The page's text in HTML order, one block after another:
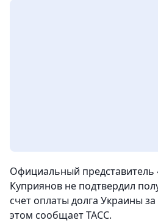
Официальный представитель
Куприянов не подтвердил
счет оплаты долга Украины
этом сообщает ТАСС.